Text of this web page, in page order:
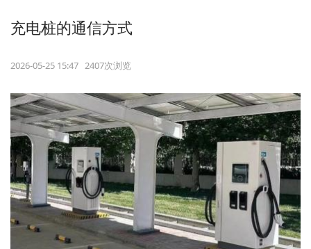
充电桩的通信方式
2026-05-25 15:47 2407次浏览